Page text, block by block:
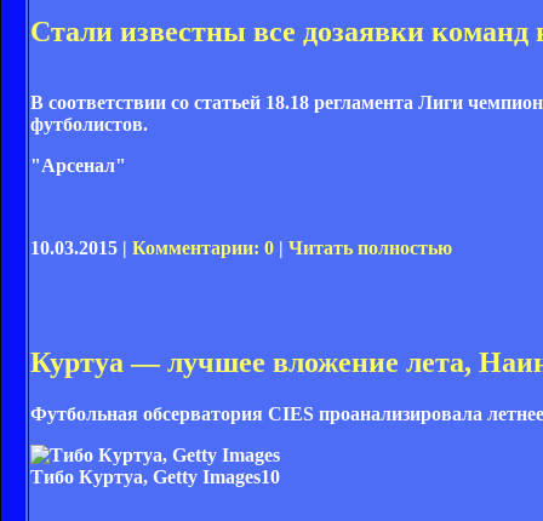
Стали известны все дозаявки
В соответствии со статьей 18.18 регламента Лиги
футболистов.
"Арсенал"
10.03.2015 | Комментарии: 0 | Читать полностью
Куртуа — лучшее вложение лета,
Футбольная обсерватория CIES проанализировала
Тибо Куртуа, Getty Images10